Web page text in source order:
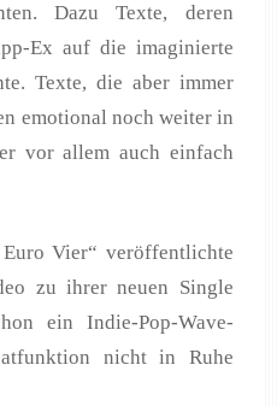
Dazu Texte, deren
Ex auf die imaginierte
Texte, die aber immer
emotional noch weiter in
vor allem auch einfach
Vier“ veröffentlichte
zu ihrer neuen Single
ein Indie-Pop-Wave-
nicht in Ruhe